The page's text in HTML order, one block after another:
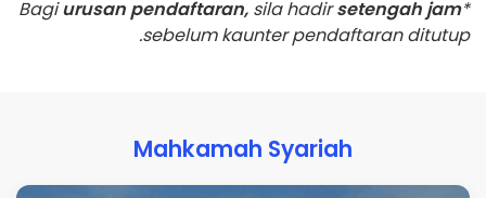
*Bagi
urusan pendaftaran, sila hadirsetengah jam
sebelum kaunter pendaftaran ditutup.
Mahkamah Syariah